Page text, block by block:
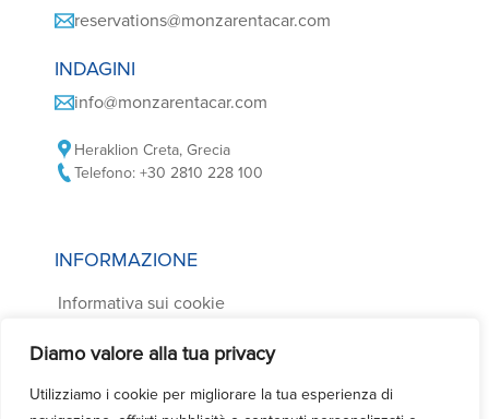
Diamo valore alla tua privacy
Utilizziamo i cookie per migliorare la tua esperienza di
reservations@monzarentacar.com
INDAGINI
info@monzarentacar.com
Heraklion Creta, Grecia
Telefono: +30 2810 228 100
INFORMAZIONE
Informativa sui cookie
Condizioni di noleggio auto
Domande frequenti